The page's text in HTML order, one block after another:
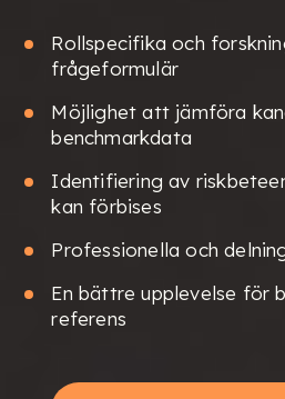
Rollspecifika och
frågeformulär
Möjlighet att jämföra
benchmarkdata
Identifiering av
kan förbises
Professionella och
En bättre upplevelse för
referens